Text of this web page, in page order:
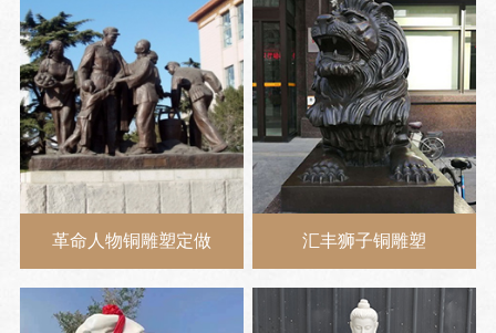
革命人物铜雕塑定做 汇丰狮子铜雕塑